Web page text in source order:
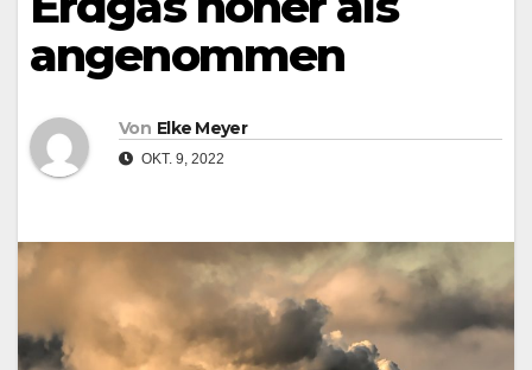
angenommen
Von Elke Meyer
OKT. 9, 2022